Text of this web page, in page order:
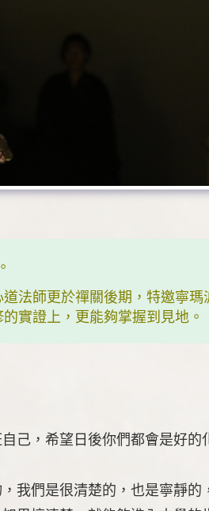
法師更於禪關後期，特邀寧
實證上，更能夠掌握到見地。
己，希望日後你們都會是好的
我們是很清楚的，也是寧靜